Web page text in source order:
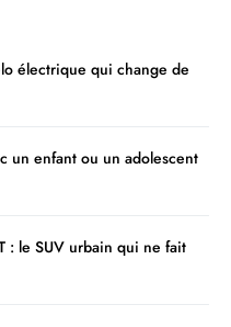
électrique qui change de
un enfant ou un adolescent
: le SUV urbain qui ne fait